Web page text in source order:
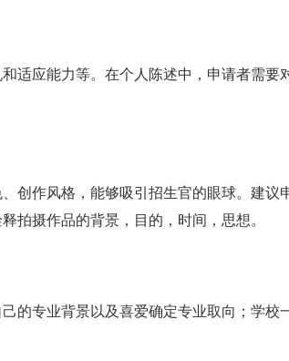
适应能力等。在个人陈述中，申请者需要
创作风格，能够吸引招生官的眼球。建议
拍摄作品的背景，目的，时间，思想。
的专业背景以及喜爱确定专业取向；学校